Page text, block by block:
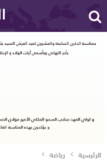
الرئيسية رياضة